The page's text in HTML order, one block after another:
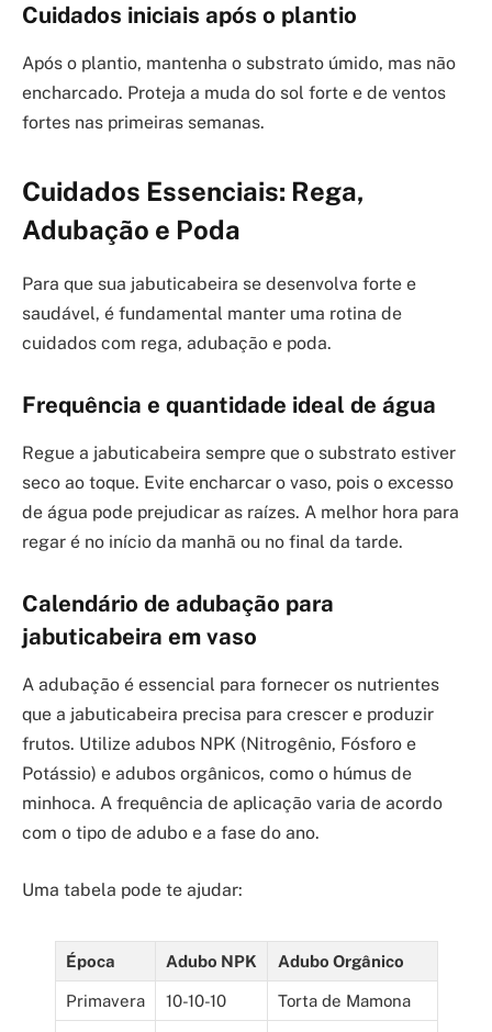
Cuidados iniciais após o plantio
Após o plantio, mantenha o substrato úmido, mas não
encharcado. Proteja a muda do sol forte e de ventos
fortes nas primeiras semanas.
Cuidados Essenciais: Rega,
Adubação e Poda
Para que sua jabuticabeira se desenvolva forte e
saudável, é fundamental manter uma rotina de
cuidados com rega, adubação e poda.
Frequência e quantidade ideal de água
Regue a jabuticabeira sempre que o substrato estiver
seco ao toque. Evite encharcar o vaso, pois o excesso
de água pode prejudicar as raízes. A melhor hora para
regar é no início da manhã ou no final da tarde.
Calendário de adubação para
jabuticabeira em vaso
A adubação é essencial para fornecer os nutrientes
que a jabuticabeira precisa para crescer e produzir
frutos. Utilize adubos NPK (Nitrogênio, Fósforo e
Potássio) e adubos orgânicos, como o húmus de
minhoca. A frequência de aplicação varia de acordo
com o tipo de adubo e a fase do ano.
Uma tabela pode te ajudar:
Época Adubo NPK Adubo Orgânico
Primavera 10-10-10 Torta de Mamona